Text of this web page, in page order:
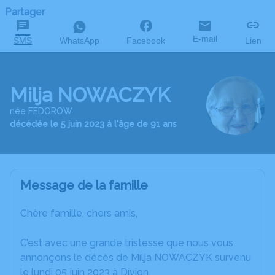
Partager
SMS WhatsApp Facebook E-mail Lien
Milja NOWACZYK
née FEDOROW
décédée le 5 juin 2023 à l'âge de 91 ans
Message de la famille
Chère famille, chers amis,
C’est avec une grande tristesse que nous vous
annonçons le décès de Milja NOWACZYK survenu
le lundi 05 juin 2023 à Divion.